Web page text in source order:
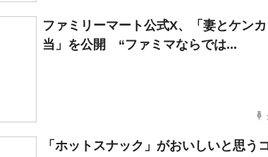
ファミリーマート公式X、「妻とケン
当」を公開 “ファミマならでは...
「ホットスナック」がおいしいと思う